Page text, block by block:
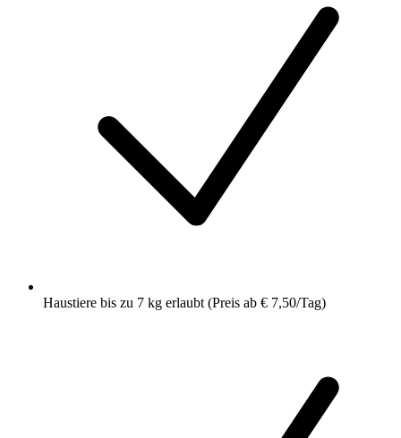
Haustiere bis zu 7 kg erlaubt (Preis ab € 7,50/Tag)